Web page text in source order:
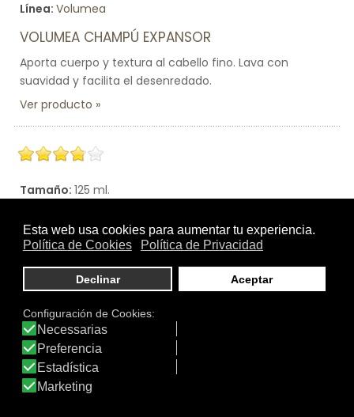
Línea: Volumea
VOLUMEA CHAMPÚ EXPANSOR
Aporta cuerpo y textura al cabello fino. Lava con
suavidad y facilita el desenredado.
Ver producto
Tamaño: 125 ml.
Línea:Volumea
VOLUMEA CUIDADO EXPANSOR
Despega las raíces y da cuerpo al cabello largo. Facilita
Ver producto